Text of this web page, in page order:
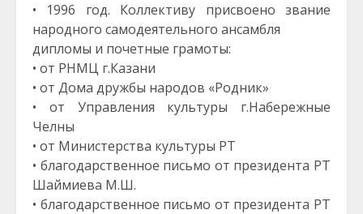
• 1996 год. Коллективу присвоено звание
народного самодеятельного ансамбля
дипломы и почетные грамоты:
• от РНМЦ г.Казани
• от Дома дружбы народов «Родник»
• от Управления культуры г.Набережные
Челны
• от Министерства культуры РТ
• благодарственное письмо от президента РТ
Шаймиева М.Ш.
• благодарственное письмо от президента РТ